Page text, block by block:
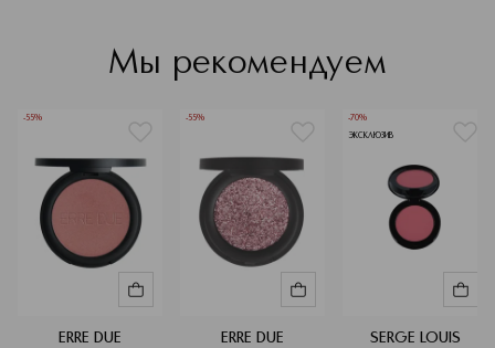
это не маска, а раскрытие
уникальных историй, которые
Мы рекомендуем
-55%
ERRE DUE
-55%
ERRE DUE
-70%
ЭКСКЛЮЗИВ
SERGE LOUIS